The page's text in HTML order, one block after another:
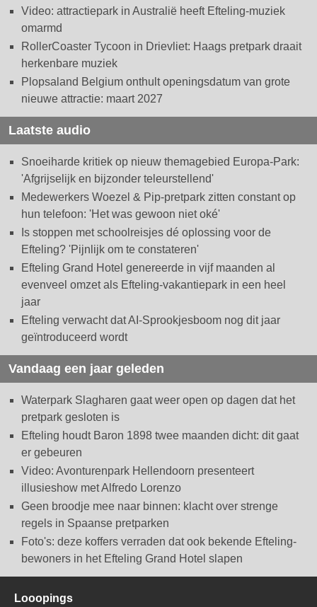
Video: attractiepark in Australië heeft Efteling-muziek
omarmd
RollerCoaster Tycoon in Drievliet: Haags pretpark draait
herkenbare muziek
Plopsaland Belgium onthult openingsdatum van grote
nieuwe attractie: maart 2027
Laatste audio
Snoeiharde kritiek op nieuw themagebied Europa-Park:
'Afgrijselijk en bijzonder teleurstellend'
Medewerkers Woezel & Pip-pretpark zitten constant op
hun telefoon: 'Het was gewoon niet oké'
Is stoppen met schoolreisjes dé oplossing voor de
Efteling? 'Pijnlijk om te constateren'
Efteling Grand Hotel genereerde in vijf maanden al
evenveel omzet als Efteling-vakantiepark in een heel
jaar
Efteling verwacht dat AI-Sprookjesboom nog dit jaar
geïntroduceerd wordt
Vandaag een jaar geleden
Waterpark Slagharen gaat weer open op dagen dat het
pretpark gesloten is
Efteling houdt Baron 1898 twee maanden dicht: dit gaat
er gebeuren
Video: Avonturenpark Hellendoorn presenteert
illusieshow met Alfredo Lorenzo
Geen broodje mee naar binnen: klacht over strenge
regels in Spaanse pretparken
Foto's: deze koffers verraden dat ook bekende Efteling-
bewoners in het Efteling Grand Hotel slapen
Looopings